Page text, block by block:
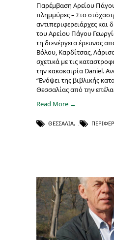
Παρέμβαση Αρείου
πλημμύρες – Στο
αντιπεριφερειάρχες και
του Αρείου Πάγου
τη διενέργεια έρευνας
Βόλου, Καρδίτσας,
σχετικά με τις
την κακοκαιρία Daniel.
“Ενόψει της βιβλικής
Θεσσαλίας από την
Read More →
ΘΕΣΣΑΛΊΑ,